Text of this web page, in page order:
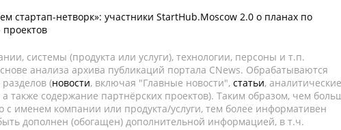
стартап-нетворк»: участники StartHub.Moscow 2.0 о планах по
системы (продукта или услуги), технологии, персоны и т.п.
анализа архива публикаций портала CNews. Обрабатываются
(новости, включая "Главные новости", статьи, аналитические
также содержание партнёрских проектов). Таким образом, чем
с именем компании или продукта/услуги, тем более информативен
дополнен (обогащен) дополнительной информацией, в т.ч.